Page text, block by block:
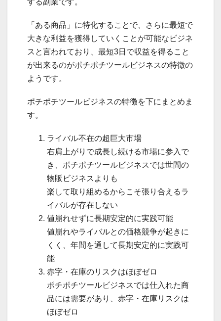
「ある商品」に特化することで、さらに最短で
大きな利益を獲得していくことが可能なビジネ
スと言われており、最短3日で収益を得ること
が出来るのがポチポチツールビジネスの特徴の
ようです。
ポチポチツールビジネスの特徴を下にまとめま
す。
ライバル不在の超巨大市場
右肩上がりで成長し続ける市場に参入で
き、ポチポチツールビジネスでは世間の
物販ビジネスよりも
楽して取り組めるからこそ張り合えるラ
イバルが存在しない
値崩れせずに長期安定的に実践可能
値崩れやライバルとの価格競争が起きに
くく、年間を通して長期安定的に実践可
能
赤字・在庫のリスクはほぼゼロ
ポチポチツールビジネスでは仕入れた商
品には需要があり、赤字・在庫リスクは
ほぼゼロ